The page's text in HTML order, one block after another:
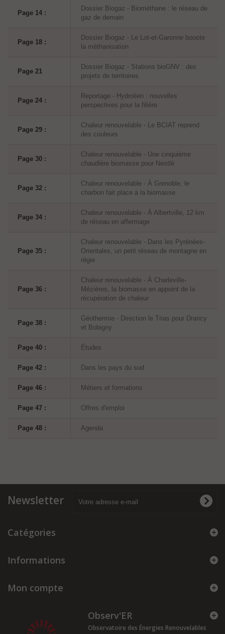
Page 14 :
Dossier Biogaz - Biométhane : le réseau de
gaz de demain
Page 18 :
Dossier Biogaz - Le Lot-et-Garonne booste
la méthanisation
Page 21
Dossier Biogaz - Stations bioGNV : des
projets de territoires
Page 24 :
Reportage - Hydrolien : nouvelles
perspectives pour la filière
Page 29 :
Chaleur renouvelable - Le BCIAT reprend
des couleurs
Page 30 :
Chaleur renouvelable - Une cinquième
chaudière biomasse pour Nestlé
Page 32 :
Chaleur renouvelable - À Grenoble, le
charbon fait place à la biomasse
Page 34 :
Chaleur renouvelable - À Albertville, 12 km
de réseau en affermage
Page 35 :
Chaleur renouvelable - Dans les Pyrénées-
Orientales, un petit réseau de montagne en
régie
Page 36 :
Chaleur renouvelable - À Charleville-
Mézières, la biomasse en appoint de la
récupération de chaleur
Page 38 :
Géothermie - Direction le Trias pour Drancy
et Bobigny
Page 40 : Études
Page 42 : Dans les pays du sud
Page 46 : Métiers et formations
Page 47 : Offres d'emploi
Page 48 : Agenda
Newsletter
Catégories
Informations
Mon compte
Observ'ER
Observatoire des Énergies Renouvelables